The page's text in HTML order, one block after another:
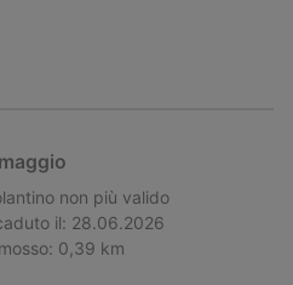
non più valido
il: 28.06.2026
0,39 km